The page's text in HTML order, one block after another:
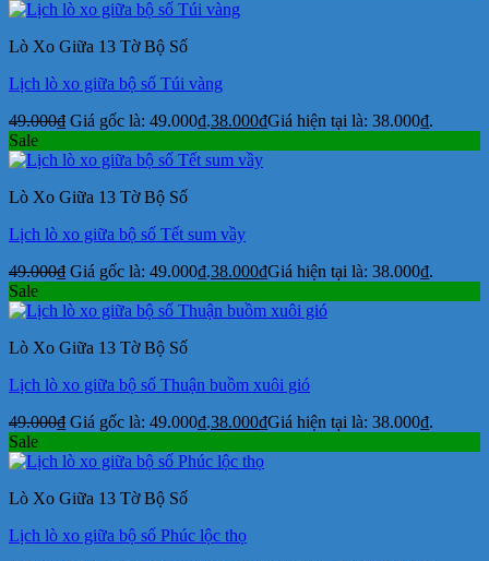
Lò Xo Giữa 13 Tờ Bộ Số
Lịch lò xo giữa bộ số Túi vàng
49.000₫ Giá gốc là: 49.000₫.38.000₫Giá hiện tại là: 38.000₫.
Sale
Lò Xo Giữa 13 Tờ Bộ Số
Lịch lò xo giữa bộ số Tết sum vầy
49.000₫ Giá gốc là: 49.000₫.38.000₫Giá hiện tại là: 38.000₫.
Sale
Lò Xo Giữa 13 Tờ Bộ Số
Lịch lò xo giữa bộ số Thuận buồm xuôi gió
49.000₫ Giá gốc là: 49.000₫.38.000₫Giá hiện tại là: 38.000₫.
Sale
Lò Xo Giữa 13 Tờ Bộ Số
Lịch lò xo giữa bộ số Phúc lộc thọ